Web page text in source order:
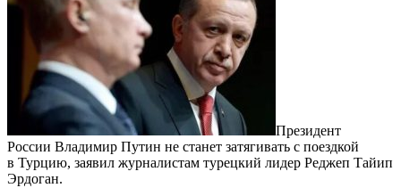
Президент
России Владимир Путин не станет затягивать с поездкой
в Турцию, заявил журналистам турецкий лидер Реджеп Тайип
Эрдоган.